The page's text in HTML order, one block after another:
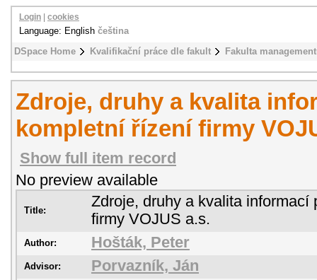
DSpace Home Kvalifikační práce dle fakult Fakulta
Login cookies
Language: English čeština
Zdroje, druhy a kvalita
kompletní řízení firmy
Show full item record
No preview available
Title:
Zdroje, druhy a kvalita informací
firmy VOJUS a.s.
Author: Hošták, Peter
Advisor: Porvazník, Ján